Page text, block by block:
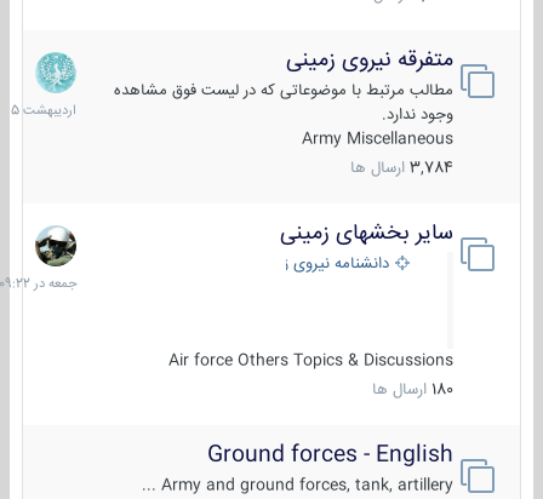
متفرقه نیروی زمینی
مطالب مرتبط با موضوعاتی که در لیست فوق مشاهده
وجود ندارد.
Army Miscellaneous
3,784 ارسال ها
27
1405
سایر بخشهای زمینی
دانشنامه نیروی زمینی
Air force Others Topics & Discussions
180 ارسال ها
جمعه
در
09:22
Ground forces - English
Army and ground forces, tank, artillery ...